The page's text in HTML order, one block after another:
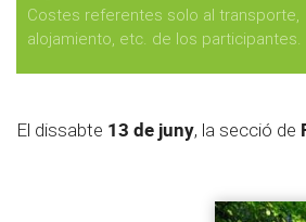
Costes referentes solo al transporte,
alojamiento, etc. de los participantes.
El dissabte 13 de juny, la secció de